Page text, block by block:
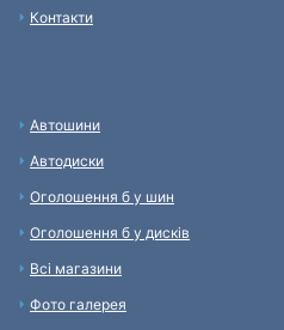
Контакти
Автошини
Автодиски
Оголошення б у шин
Оголошення б у дисків
Всі магазини
Фото галерея